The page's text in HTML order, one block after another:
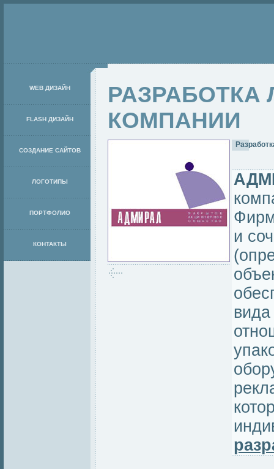
РАЗРАБОТКА
КОМПАНИИ
и
WEB ДИЗАЙН
FLASH ДИЗАЙН
СОЗДАНИЕ САЙТОВ
ЛОГОТИПЫ
ПОРТФОЛИО
КОНТАКТЫ